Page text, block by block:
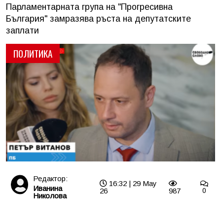
ПОЛИТИКА
Парламентарната група на "Прогресивна
България" замразява ръста на депутатските
заплати
Редактор:
Иванина
Николова
16:32 | 29 May
26
987 0